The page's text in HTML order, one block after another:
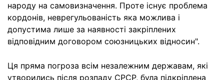
народу на самовизначення. Проте існує проблема
кордонів, неврегульованість яка можлива і
допустима лише за наявності закріплених
відповідним договором союзницьких відносин".
Ця пряма погроза всім незалежним державам, які
утворились після розпаду СРСР, була підкріплена